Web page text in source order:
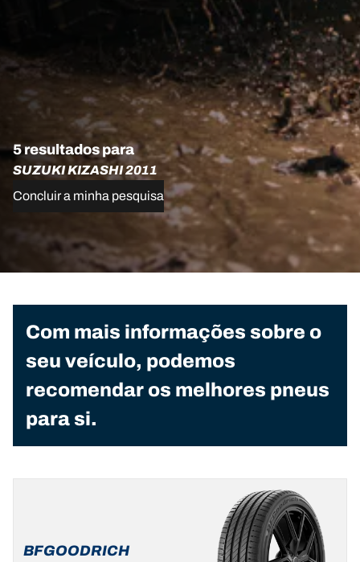
5 resultados para
SUZUKI KIZASHI 2011
Concluir a minha pesquisa
Com mais informações sobre o
seu veículo, podemos
recomendar os melhores pneus
para si.
BFGOODRICH